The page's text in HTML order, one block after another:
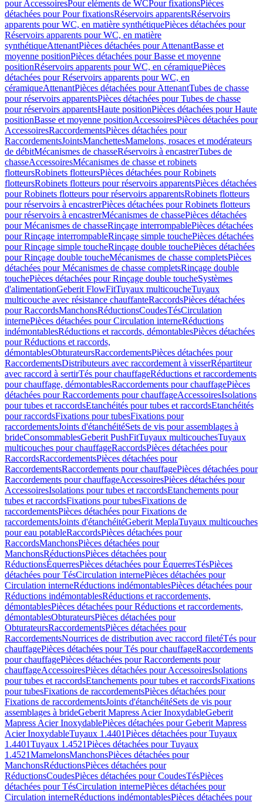
pour AccessoiresPour eléments de WCPour fixationsPièces
détachées pour Pour fixationsRéservoirs apparentsRéservoirs
apparents pour WC, en matière synthétiquePièces détachées pour
Réservoirs apparents pour WC, en matière
synthétiqueAttenantPièces détachées pour AttenantBasse et
moyenne positionPièces détachées pour Basse et moyenne
positionRéservoirs apparents pour WC, en céramiquePièces
détachées pour Réservoirs apparents pour WC, en
céramiqueAttenantPièces détachées pour AttenantTubes de chasse
pour réservoirs apparentsPièces détachées pour Tubes de chasse
pour réservoirs apparentsHaute positionPièces détachées pour Haute
positionBasse et moyenne positionAccessoiresPièces détachées pour
AccessoiresRaccordementsPièces détachées pour
RaccordementsJointsManchettesMamelons, rosaces et modérateurs
de débitMécanismes de chasseRéservoirs à encastrerTubes de
chasseAccessoiresMécanismes de chasse et robinets
flotteursRobinets flotteursPièces détachées pour Robinets
flotteursRobinets flotteurs pour réservoirs apparentsPièces détachées
pour Robinets flotteurs pour réservoirs apparentsRobinets flotteurs
pour réservoirs à encastrerPièces détachées pour Robinets flotteurs
pour réservoirs à encastrerMécanismes de chassePièces détachées
pour Mécanismes de chasseRinçage interrompablePièces détachées
pour Rinçage interrompableRinçage simple touchePièces détachées
pour Rinçage simple toucheRinçage double touchePièces détachées
pour Rinçage double toucheMécanismes de chasse completsPièces
détachées pour Mécanismes de chasse completsRinçage double
touchePièces détachées pour Rinçage double toucheSystèmes
d'alimentationGeberit FlowFitTuyaux multicoucheTuyaux
multicouche avec résistance chauffanteRaccordsPièces détachées
pour RaccordsManchonsRéductionsCoudesTésCirculation
internePièces détachées pour Circulation interneRéductions
indémontablesRéductions et raccords, démontablesPièces détachées
pour Réductions et raccords,
démontablesObturateursRaccordementsPièces détachées pour
RaccordementsDistributeurs avec raccordement à visserRépartiteur
avec raccord à sertirTés pour chauffageRéductions et raccordements
pour chauffage, démontablesRaccordements pour chauffagePièces
détachées pour Raccordements pour chauffageAccessoiresIsolations
pour tubes et raccordsEtanchéités pour tubes et raccordsEtanchéités
pour raccordsFixations pour tubesFixations pour
raccordementsJoints d'étanchéitéSets de vis pour assemblages à
brideConsommablesGeberit PushFitTuyaux multicouchesTuyaux
multicouches pour chauffageRaccordsPièces détachées pour
RaccordsRaccordementsPièces détachées pour
RaccordementsRaccordements pour chauffagePièces détachées pour
Raccordements pour chauffageAccessoiresPièces détachées pour
AccessoiresIsolations pour tubes et raccordsEtanchements pour
tubes et raccordsFixations pour tubesFixations de
raccordementsPièces détachées pour Fixations de
raccordementsJoints d'étanchéitéGeberit MeplaTuyaux multicouches
pour eau potableRaccordsPièces détachées pour
RaccordsManchonsPièces détachées pour
ManchonsRéductionsPièces détachées pour
RéductionsÉquerresPièces détachées pour ÉquerresTésPièces
détachées pour TésCirculation internePièces détachées pour
Circulation interneRéductions indémontablesPièces détachées pour
Réductions indémontablesRéductions et raccordements,
démontablesPièces détachées pour Réductions et raccordements,
démontablesObturateursPièces détachées pour
ObturateursRaccordementsPièces détachées pour
RaccordementsNourrices de distribution avec raccord filetéTés pour
chauffagePièces détachées pour Tés pour chauffageRaccordements
pour chauffagePièces détachées pour Raccordements pour
chauffageAccessoiresPièces détachées pour AccessoiresIsolations
pour tubes et raccordsEtanchements pour tubes et raccordsFixations
pour tubesFixations de raccordementsPièces détachées pour
Fixations de raccordementsJoints d'étanchéitéSets de vis pour
assemblages à brideGeberit Mapress Acier InoxydableGeberit
Mapress Acier InoxydablePièces détachées pour Geberit Mapress
Acier InoxydableTuyaux 1.4401Pièces détachées pour Tuyaux
1.4401Tuyaux 1.4521Pièces détachées pour Tuyaux
1.4521MamelonsManchonsPièces détachées pour
ManchonsRéductionsPièces détachées pour
RéductionsCoudesPièces détachées pour CoudesTésPièces
détachées pour TésCirculation internePièces détachées pour
Circulation interneRéductions indémontablesPièces détachées pour